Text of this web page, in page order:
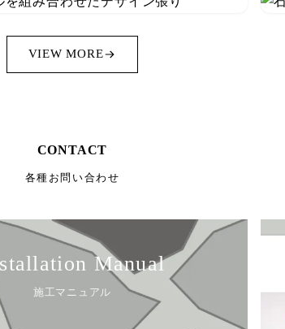
VIEW MORE
CONTACT
各種お問い合わせ
Manual
施工マニュアル